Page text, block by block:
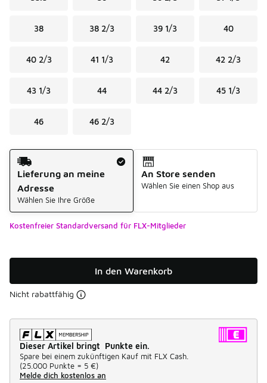
38 38 2/3 39 1/3 40
40 2/3 41 1/3 42 42 2/3
43 1/3 44 44 2/3 45 1/3
46 46 2/3
Versandart
Lieferung an meine
Adresse
Wählen Sie Ihre Größe
An Store senden
Wählen Sie einen Shop aus
Kostenfreier Standardversand für FLX-Mitglieder
In den Warenkorb
Nicht rabattfähig
Dieser Artikel bringt Punkte ein.
Spare bei einem zukünftigen Kauf mit FLX Cash.
(25.000 Punkte = 5 €)
Melde dich kostenlos an